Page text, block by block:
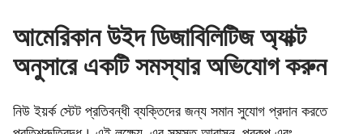
আমেরিকান উইদ ডিজাবিলিটিজ অ্যাক্ট
অনুসারে একটি সমস্যার অভিযোগ করুন
নিউ ইয়র্ক স্টেট প্রতিবন্ধী ব্যক্তিদের জন্য সমান সুযোগ প্রদান করতে